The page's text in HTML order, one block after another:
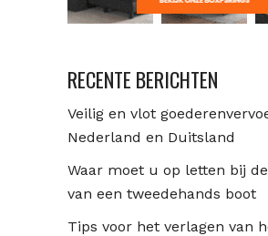
RECENTE BERICHTEN
Veilig en vlot
Nederland en Duitsland
Waar moet u op letten bij
van een tweedehands boot
Tips voor het verlagen van